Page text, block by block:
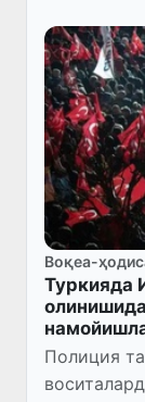
Воқеа-
Туркияда
Полиция